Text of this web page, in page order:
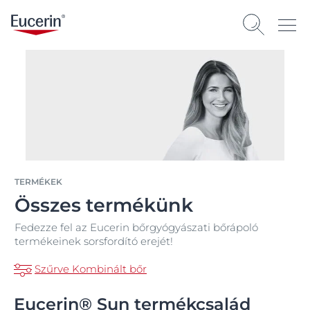
TERMÉKEK
Összes termékünk
Fedezze fel az Eucerin bőrgyógyászati bőrápoló
termékeinek sorsfordító erejét!
Szűrve Kombinált bőr
Eucerin® Sun termékcsalád